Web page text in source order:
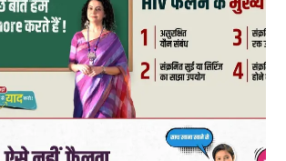
6 साल में पीएम नरेंद्र मोदी के विदेश दौरों पर 557 करोड़ खर्च, सरकार ने
संसद में दी जानकारी
07/08/2026
रूपी भावा वन्यजीव अभयारण्य में फिर दिखा जंगलों का ‘खामोश पहरेदार’, दुर्लभ
हिमालयन “सीरो” कैमरे में कैद